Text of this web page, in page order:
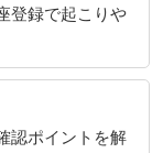
登録で起こりや
認ポイントを解